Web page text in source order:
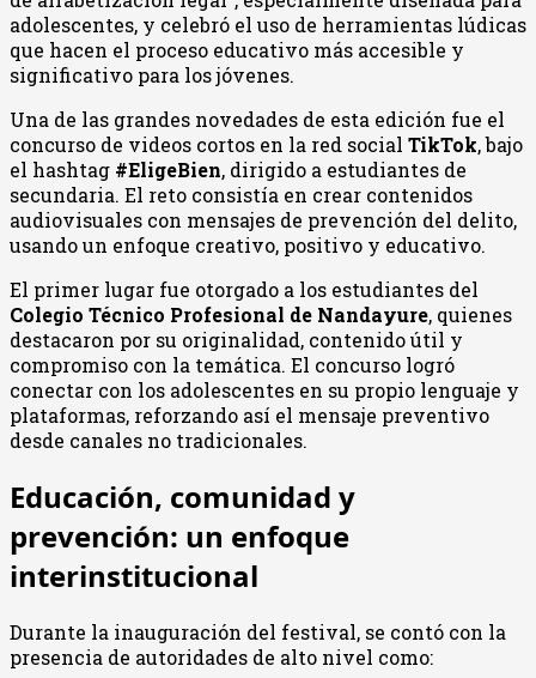
adolescentes, y celebró el uso de herramientas lúdicas
que hacen el proceso educativo más accesible y
significativo para los jóvenes.
Una de las grandes novedades de esta edición fue el
concurso de videos cortos en la red social TikTok, bajo
el hashtag #EligeBien, dirigido a estudiantes de
secundaria. El reto consistía en crear contenidos
audiovisuales con mensajes de prevención del delito,
usando un enfoque creativo, positivo y educativo.
El primer lugar fue otorgado a los estudiantes del
Colegio Técnico Profesional de Nandayure, quienes
destacaron por su originalidad, contenido útil y
compromiso con la temática. El concurso logró
conectar con los adolescentes en su propio lenguaje y
plataformas, reforzando así el mensaje preventivo
desde canales no tradicionales.
Educación, comunidad y
prevención: un enfoque
interinstitucional
Durante la inauguración del festival, se contó con la
presencia de autoridades de alto nivel como: